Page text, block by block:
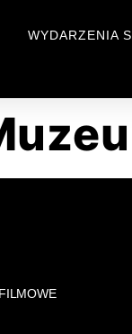
WYDARZENIA